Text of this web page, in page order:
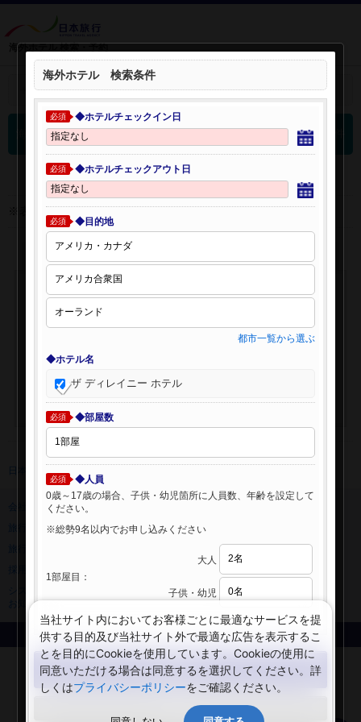
海外ホテル 検索・予約
検索条件を開く：
海外ホテル 検索結果
※表示金額はオンライン予約時の金額です。
日本旅行 トップ
旅行業登録票・約款
規約集
ニュースリリース
サイトマップ
お知らせ
Copyright © NIPPON TRAVEL AGENCY Co.,LTD. All rights reserved.
海外ホテル 検索条件
必須 ◆ホテルチェックイン日
必須 ◆ホテルチェックアウト日
必須 ◆目的地
都市一覧から選ぶ
◆ホテル名
ザ ディレイニー ホテル
必須 ◆部屋数
必須
◆人員
0歳～17歳の場合、子供・幼児箇所に人員数、年齢を設定して
ください。
※総勢9名以内でお申し込みください
1部屋目：
大人
子供・幼児
検索する
閉じる
当社サイト内においてお客様ごとに最適なサービスを提
供する目的及び当社サイト外で最適な広告を表示するこ
とを目的にCookieを使用しています。Cookieの使用に
同意いただける場合は同意するを選択してください。詳
しくはプライバシーポリシーをご確認ください。